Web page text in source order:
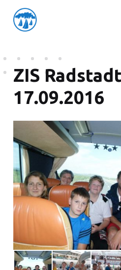
friedensflotte
Friedensflotte Salzburg
ZIS Radstadt
17.09.2016